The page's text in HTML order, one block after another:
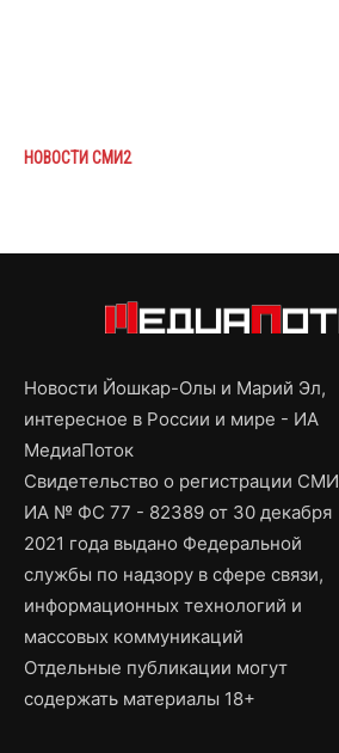
НОВОСТИ СМИ2
Новости Йошкар-Олы и Марий Эл,
интересное в России и мире - ИА
МедиаПоток
Свидетельство о регистрации СМИ
ИА № ФС 77 - 82389 от 30 декабря
2021 года выдано Федеральной
службы по надзору в сфере связи,
информационных технологий и
массовых коммуникаций
Отдельные публикации могут
содержать материалы 18+